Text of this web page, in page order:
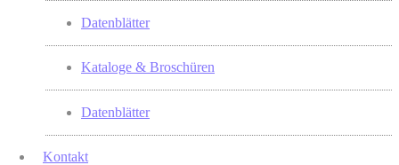
Datenblätter
Kataloge & Broschüren
Datenblätter
Kontakt